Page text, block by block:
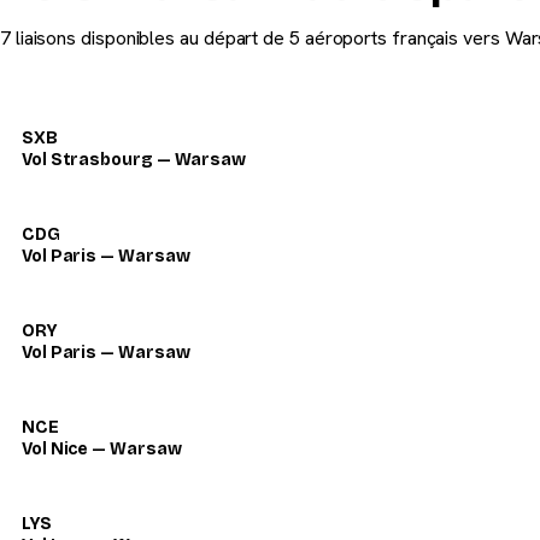
7 liaisons disponibles au départ de 5 aéroports français vers
SXB
Vol Strasbourg — Warsaw
CDG
Vol Paris — Warsaw
ORY
Vol Paris — Warsaw
NCE
Vol Nice — Warsaw
LYS